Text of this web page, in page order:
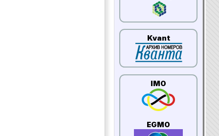
Kvant
IMO
EGMO